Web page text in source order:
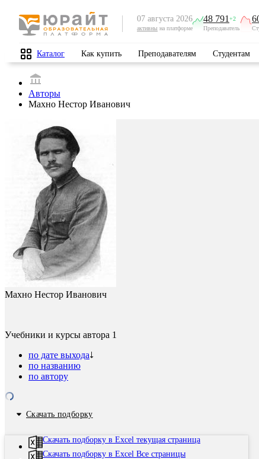
07 августа 2026
активны на платформе
48 791 +2
Преподаватель
Каталог Как купить Преподавателям Студентам
Авторы
Махно Нестор Иванович
Махно Нестор Иванович
Учебники и курсы автора 1
по дате выхода
по названию
по автору
Скачать подборку
Скачать подборку в Excel текущая страница
Скачать подборку в Excel Все страницы